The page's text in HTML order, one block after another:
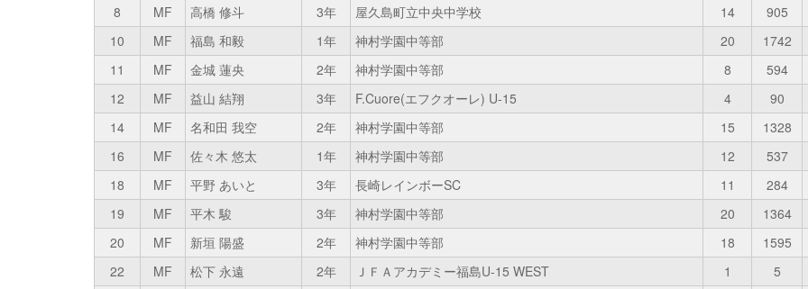
8
MF 高橋 修斗 3年 屋久島町立中央中学校 14 905
10
MF 福島 和毅 1年 神村学園中等部 20 1742
11
MF 金城 蓮央 2年 神村学園中等部 8 594
12
MF 益山 結翔 3年 F.Cuore(エフクオーレ) U-15 4 90
14
MF 名和田 我空 2年 神村学園中等部 15 1328
16
MF 佐々木 悠太 1年 神村学園中等部 12 537
18
MF 平野 あいと 3年 長崎レインボーSC 11 284
19
MF 平木 駿 3年 神村学園中等部 20 1364
20
MF 新垣 陽盛 2年 神村学園中等部 18 1595
22
MF 松下 永遠 2年 ＪＦＡアカデミー福島U-15 WEST 1 5